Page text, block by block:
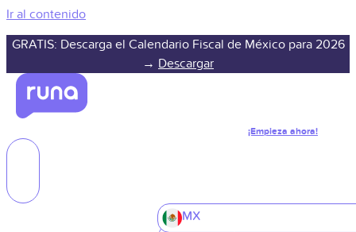
Ir al contenido
GRATIS: Descarga el Calendario Fiscal de México para 2026
→ Descargar
¡Empieza ahora!
MX